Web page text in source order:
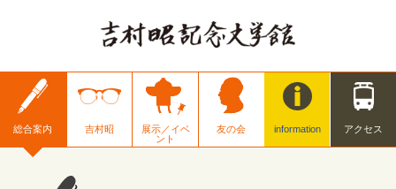
総合案内 吉村昭
展示／イベ
ント
友の会 information アクセス